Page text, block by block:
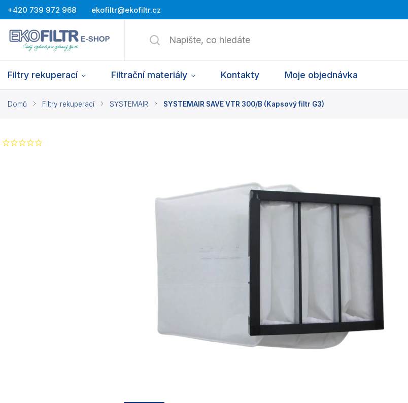
+420 739 972 968 ekofiltr@ekofiltr.cz
Filtry rekuperací Filtrační materiály Kontakty Moje objednávka
Domů / Filtry rekuperací / SYSTEMAIR / SYSTEMAIR SAVE VTR 300/B (Kapsový filtr G3)